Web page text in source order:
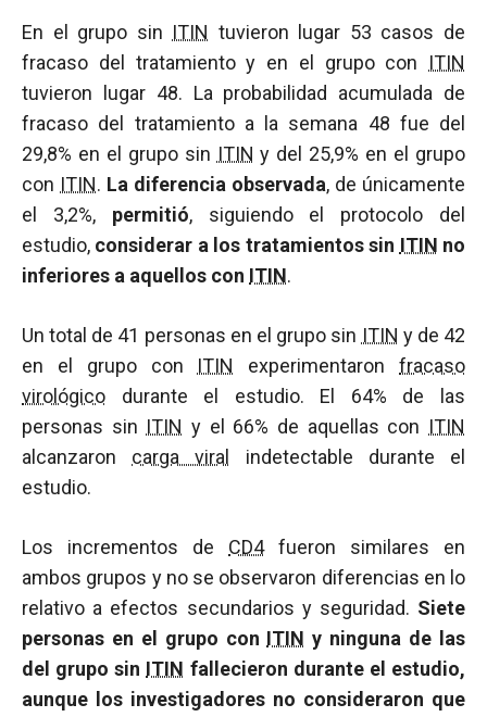
En el grupo sin ITIN tuvieron lugar 53 casos de
fracaso del tratamiento y en el grupo con ITIN
tuvieron lugar 48. La probabilidad acumulada de
fracaso del tratamiento a la semana 48 fue del
29,8% en el grupo sin ITIN y del 25,9% en el grupo
con ITIN. La diferencia observada, de únicamente
el 3,2%, permitió, siguiendo el protocolo del
estudio, considerar a los tratamientos sin ITIN no
inferiores a aquellos con ITIN.
Un total de 41 personas en el grupo sin ITIN y de 42
en el grupo con ITIN experimentaronfracaso
virológico durante el estudio. El 64% de las
personas sin ITIN y el 66% de aquellas con ITIN
alcanzaron carga viral
indetectable durante el
estudio.
Los incrementos de CD4fueron similares en
ambos grupos y no se observaron diferencias en lo
relativo a efectos secundarios y seguridad. Siete
personas en el grupo con ITIN y ninguna de las
del grupo sin ITIN fallecieron durante el estudio,
aunque los investigadores no consideraron que